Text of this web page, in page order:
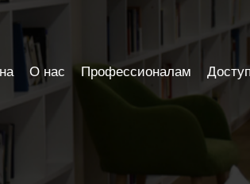
О нас Профессионалам